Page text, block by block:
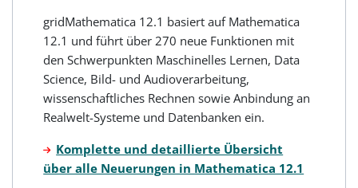
gridMathematica 12.1 basiert auf Mathematica
12.1 und führt über 270 neue Funktionen mit
den Schwerpunkten Maschinelles Lernen, Data
Science, Bild- und Audioverarbeitung,
wissenschaftliches Rechnen sowie Anbindung an
Realwelt-Systeme und Datenbanken ein.
Komplette und detaillierte Übersicht
über alle Neuerungen in Mathematica 12.1